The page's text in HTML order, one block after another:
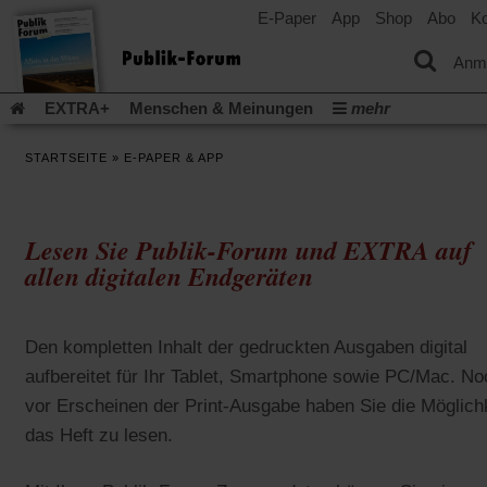
E-Paper App Shop Abo
EXTRA+ Menschen & Meinungen
mehr
Leserinitiative Publik-Forum e.V.
Die Erderwärmung
Urlaub und Nichtstun(Öffnet
neuen
Tab)
Gefährlicher Reichtum
neuen
Tab)
in
einem
neuen
Tab)
Krieg und Frieden(Öffnet
in
neuen
Tab)
Gott neu denken Krieg in der Ukraine
in
Flucht und Migration
Video-Podcast »Veranstaltungen«
Podcast »Veranstaltungen«
Schriftgröße ändern:
STARTSEITE » E-PAPER & APP
Lesen Sie Publik-Forum und EXTRA auf
allen digitalen Endgeräten
Den kompletten Inhalt der gedruckten Ausgaben digital
aufbereitet für Ihr Tablet, Smartphone sowie PC/Mac.
vor Erscheinen der Print-Ausgabe haben Sie die
das Heft zu lesen.